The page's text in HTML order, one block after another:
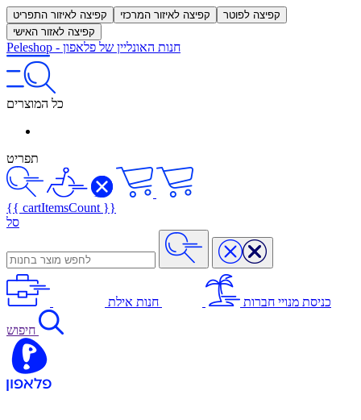
קפיצה לאיזור התפריט קפיצה לאיזור המרכזי
קפיצה לפוטר
קפיצה לאזור האישי
Peleshop - חנות האונליין של פלאפון
כל המוצרים
תפריט
{{ cartItemsCount }}
סל
כניסת מנויי חברות חנות אילת
חיפוש